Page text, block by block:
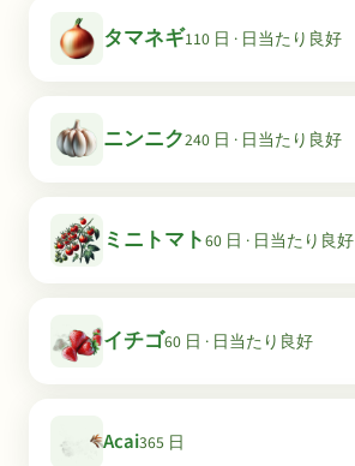
タマネギ110 日 · 日当たり良好
ニンニク240 日 · 日当たり良好
ミニトマト60 日 · 日当たり良好
イチゴ60 日 · 日当たり良好
Acai365 日